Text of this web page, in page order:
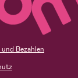
Bezahlen